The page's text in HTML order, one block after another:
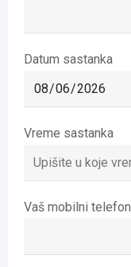
Datum sastanka
Vreme sastanka
Vaš mobilni telefon